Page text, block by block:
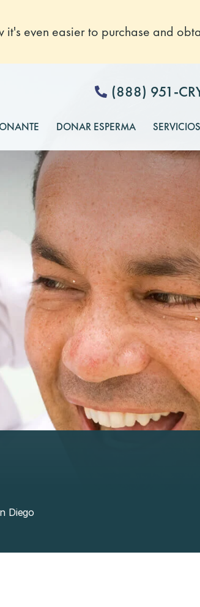
even easier to purchase and
(888) 951-
DONAR ESPERMA
Diego